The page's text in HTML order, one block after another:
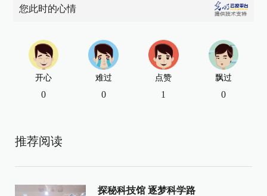
您此时的心情
开心
0
难过
0
点赞
1
飘过
0
推荐阅读
探秘科技馆 逐梦科学路